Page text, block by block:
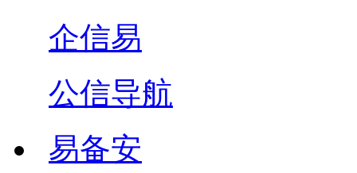
企信易
公信导航
易备安